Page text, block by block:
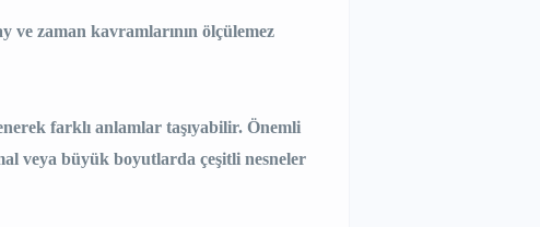
ve zaman kavramlarının ölçülemez
farklı anlamlar taşıyabilir. Önemli
veya büyük boyutlarda çeşitli nesneler